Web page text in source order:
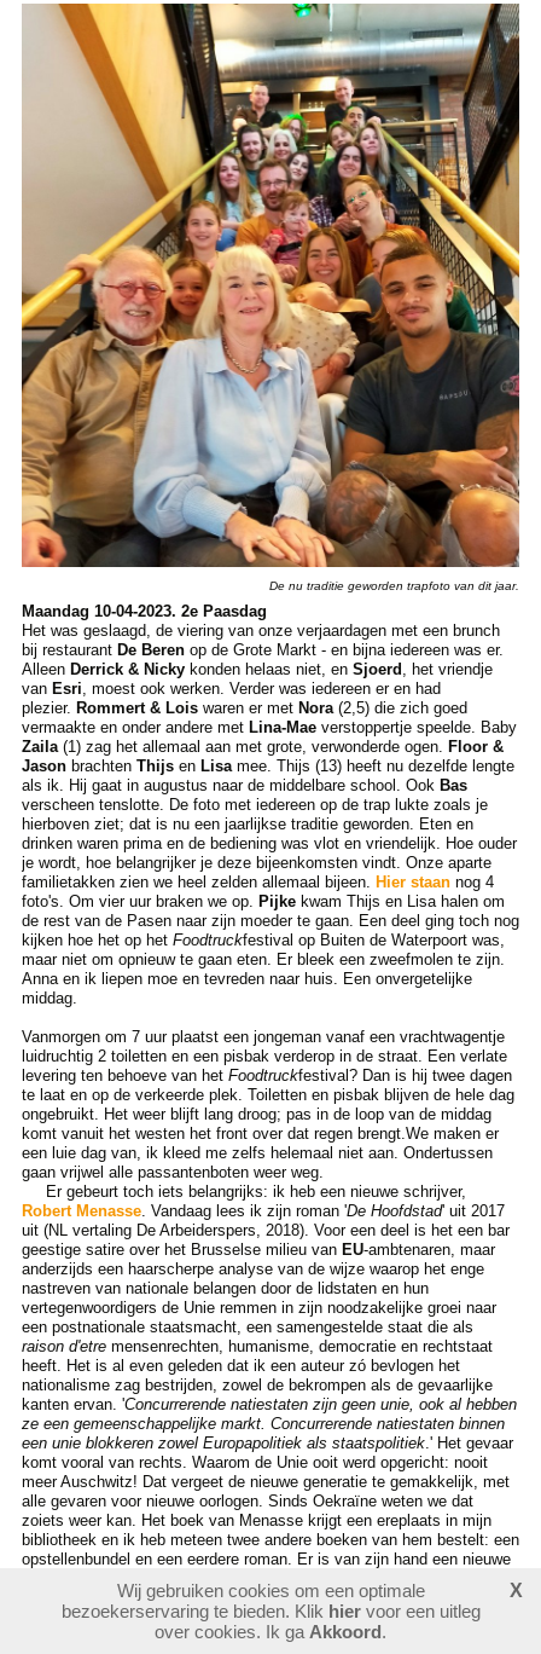
De nu traditie geworden trapfoto van dit jaar.
Maandag 10-04-2023. 2e Paasdag
Het was geslaagd, de viering van onze verjaardagen met een brunch
bij restaurant De Berenop de Grote Markt - en bijna iedereen was er.
Alleen Derrick & Nickykonden helaas niet, en Sjoerd
, het vriendje
van Esri , moest ook werken. Verder was iedereen er en had
plezier. Rommert & Loiswaren er met Nora(2,5) die zich goed
vermaakte en onder andere met Lina-Maeverstoppertje speelde. Baby
Zaila(1) zag het allemaal aan met grote, verwonderde ogen.
Floor &
Jasonbrachten Thijsen Lisamee. Thijs (13) heeft nu dezelfde lengte
als ik. Hij gaat in augustus naar de middelbare school. Ook Bas
verscheen tenslotte. De foto met iedereen op de trap lukte zoals je
hierboven ziet; dat is nu een jaarlijkse traditie geworden. Eten en
drinken waren prima en de bediening was vlot en vriendelijk. Hoe ouder
je wordt, hoe belangrijker je deze bijeenkomsten vindt. Onze aparte
familietakken zien we heel zelden allemaal bijeen.
Hier staannog 4
foto's. Om vier uur braken we op.
Pijkekwam Thijs en Lisa halen om
de rest van de Pasen naar zijn moeder te gaan. Een deel ging toch nog
kijken hoe het op het Foodtruckfestival op Buiten de Waterpoort was,
maar niet om opnieuw te gaan eten. Er bleek een zweefmolen te zijn.
Anna en ik liepen moe en tevreden naar huis. Een onvergetelijke
middag.
Vanmorgen om 7 uur plaatst een jongeman vanaf een vrachtwagentje
luidruchtig 2 toiletten en een pisbak verderop in de straat. Een verlate
levering ten behoeve van het Foodtruckfestival? Dan is hij twee dagen
te laat en op de verkeerde plek. Toiletten en pisbak blijven de hele dag
ongebruikt. Het weer blijft lang droog; pas in de loop van de middag
komt vanuit het westen het front over dat regen brengt.We maken er
een luie dag van, ik kleed me zelfs helemaal niet aan. Ondertussen
gaan vrijwel alle passantenboten weer weg.
Er gebeurt toch iets belangrijks: ik heb een nieuwe schrijver,
Robert Menasse. Vandaag lees ik zijn roman 'De Hoofdstad' uit 2017
uit (NL vertaling De Arbeiderspers, 2018). Voor een deel is het een bar
geestige satire over het Brusselse milieu vanEU-ambtenaren, maar
anderzijds een haarscherpe analyse van de wijze waarop het enge
nastreven van nationale belangen door de lidstaten en hun
vertegenwoordigers de Unie remmen in zijn noodzakelijke groei naar
een postnationale staatsmacht, een samengestelde staat die als
raison d'etremensenrechten, humanisme, democratie en rechtstaat
heeft. Het is al even geleden dat ik een auteur zó bevlogen het
nationalisme zag bestrijden, zowel de bekrompen als de gevaarlijke
kanten ervan. 'Concurrerende natiestaten zijn geen unie, ook al hebben
ze een gemeenschappelijke markt. Concurrerende natiestaten binnen
een unie blokkeren zowel Europapolitiek als staatspolitiek.' Het gevaar
komt vooral van rechts. Waarom de Unie ooit werd opgericht: nooit
meer Auschwitz! Dat vergeet de nieuwe generatie te gemakkelijk, met
alle gevaren voor nieuwe oorlogen. Sinds Oekraïne weten we dat
zoiets weer kan. Het boek van Menasse krijgt een ereplaats in mijn
bibliotheek en ik heb meteen twee andere boeken van hem bestelt: een
opstellenbundel en een eerdere roman. Er is van zijn hand een nieuwe
de vertaling, die zal wel snel uitkomen.Naar het begin van dit
kwartaal
Wij gebruiken cookies om een optimale
bezoekerservaring te bieden. Klik hiervoor een uitleg
over cookies. Ik ga Akkoord.
X